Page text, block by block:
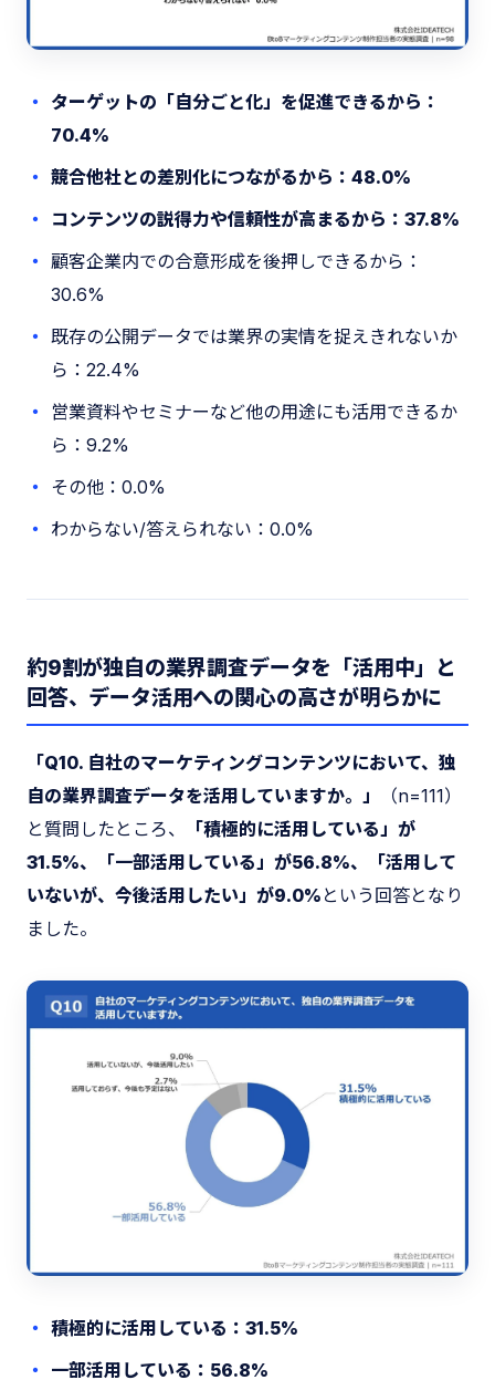
ターゲットの「自分ごと化」を促進できるから：
70.4%
競合他社との差別化につながるから：48.0%
コンテンツの説得力や信頼性が高まるから：37.8%
顧客企業内での合意形成を後押しできるから：
30.6%
既存の公開データでは業界の実情を捉えきれないか
ら：22.4%
営業資料やセミナーなど他の用途にも活用できるか
ら：9.2%
その他：0.0%
わからない/答えられない：0.0%
約9割が独自の業界調査データを「活用中」と
回答、データ活用への関心の高さが明らかに
「Q10. 自社のマーケティングコンテンツにおいて、独
自の業界調査データを活用していますか。」
（n=111）
と質問したところ、
「積極的に活用している」が
31.5%、「一部活用している」が56.8%、「活用して
いないが、今後活用したい」が9.0% という回答となり
ました。
積極的に活用している：31.5%
一部活用している：56.8%